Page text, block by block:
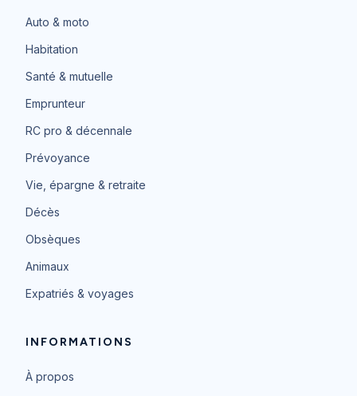
Auto & moto
Habitation
Santé & mutuelle
Emprunteur
RC pro & décennale
Prévoyance
Vie, épargne & retraite
Décès
Obsèques
Animaux
Expatriés & voyages
INFORMATIONS
À propos